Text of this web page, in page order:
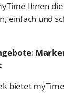
Ihnen
einfach und
bietet